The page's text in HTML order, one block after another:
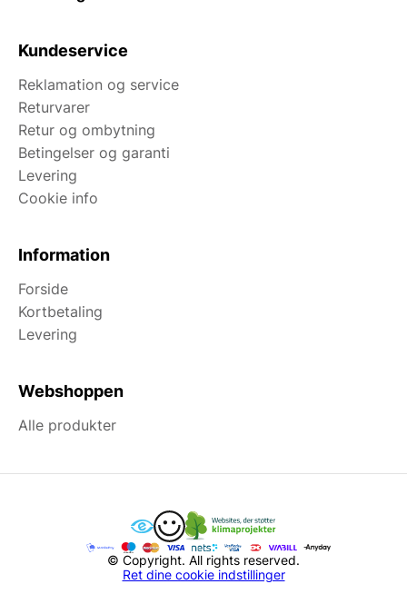
Kundeservice
Reklamation og service
Returvarer
Retur og ombytning
Betingelser og garanti
Levering
Cookie info
Information
Forside
Kortbetaling
Levering
Webshoppen
Alle produkter
© Copyright. All rights reserved.
Ret dine cookie indstillinger